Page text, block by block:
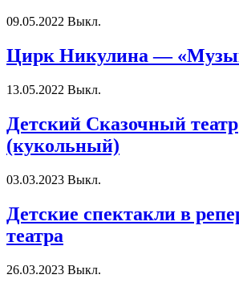
09.05.2022 Выкл.
Цирк Никулина —
13.05.2022 Выкл.
Детский Сказочный театр
(кукольный)
03.03.2023 Выкл.
Детские спектакли в
театра
26.03.2023 Выкл.